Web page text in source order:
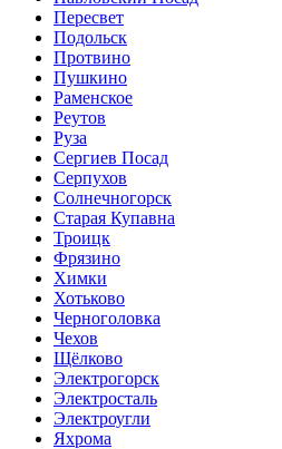
Пересвет
Подольск
Протвино
Пушкино
Раменское
Реутов
Руза
Сергиев Посад
Серпухов
Солнечногорск
Старая Купавна
Троицк
Фрязино
Химки
Хотьково
Черноголовка
Чехов
Щёлково
Электрогорск
Электросталь
Электроугли
Яхрома